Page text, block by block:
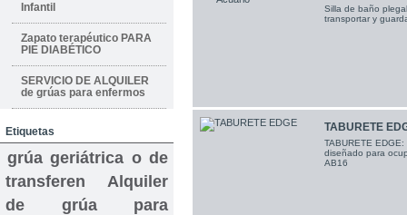
Infantil
Zapato terapéutico PARA
PIE DIABÉTICO
SERVICIO DE ALQUILER
de grúas para enfermos
Etiquetas
grúa geriátrica o de
transferen
Alquiler
de grúa para
Silla de baño
transportar y
TABURETE
TABURETE
diseñado para
AB16